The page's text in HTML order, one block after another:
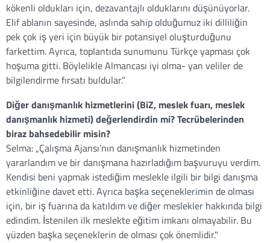
kökenli oldukları için, dezavantajlı olduklarını düşünüyorlar.
Elif ablanın sayesinde, aslında sahip olduğumuz iki dilliliğin
pek çok iş yeri için büyük bir potansiyel oluşturduğunu
farkettim. Ayrıca, toplantıda sunumunu Türkçe yapması çok
hoşuma gitti. Böylelikle Almancası iyi olma- yan veliler de
bilgilendirme fırsatı buldular.”
Diğer danışmanlık hizmetlerini (BiZ, meslek fuarı, meslek
danışmanlık hizmeti) değerlendirdin mi? Tecrübelerinden
biraz bahsedebilir misin?
Selma:„Çalışma Ajansı’nın danışmanlık hizmetinden
yararlandım ve bir danışmana hazırladığım başvuruyu verdim.
Kendisi beni yapmak istediğim meslekle ilgili bir bilgi danışma
etkinliğine davet etti. Ayrıca başka seçeneklerimin de olması
için, bir iş fuarına da katıldım ve diğer meslekler hakkında bilgi
edindim. İstenilen ilk meslekte eğitim imkanı olmayabilir. Bu
yüzden başka seçeneklerin de olması çok önemlidir."